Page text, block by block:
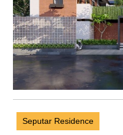
Seputar Residence